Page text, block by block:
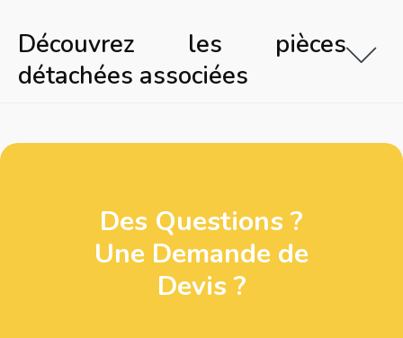
Découvrez les pièces
détachées associées
Des Questions ?
Une Demande de
Devis ?